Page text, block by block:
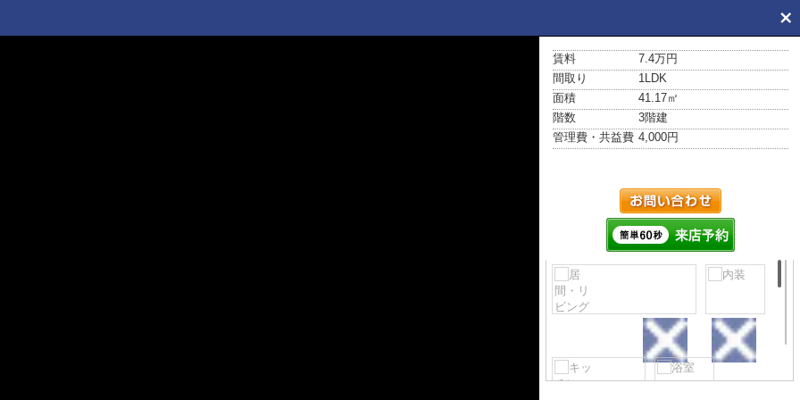
賃料
7.4万円
間取り
1LDK
面積
41.17㎡
階数
3階建
管理費・共益費 4,000円
居間・リビング 内装